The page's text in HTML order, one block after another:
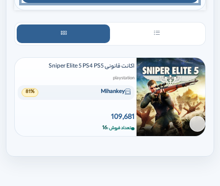
برای افزودن وارد شوید
اکانت قانونی Sniper Elite 5 PS4 PS5
playstation
Mihankey
81%
109,681
تعداد فروش 16